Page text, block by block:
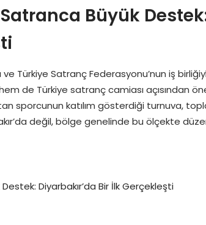
Satranca Büyük
ve Türkiye Satranç Federasyonu’nun iş
de Türkiye satranç camiası açısından
sporcunun katılım gösterdiği turnuva,
değil, bölge genelinde bu ölçekte